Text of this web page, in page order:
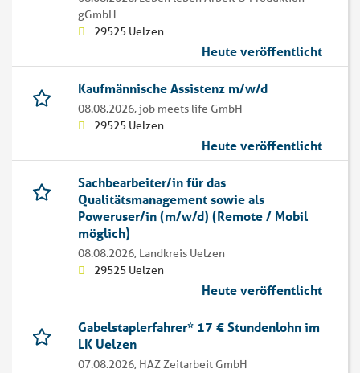
gGmbH
29525 Uelzen
Heute veröffentlicht
Kaufmännische Assistenz m/w/d
08.08.2026,job meets life GmbH
29525 Uelzen
Heute veröffentlicht
Sachbearbeiter/in für das
Qualitätsmanagement sowie als
Poweruser/in (m/w/d) (Remote / Mobil
möglich)
08.08.2026, Landkreis Uelzen
29525 Uelzen
Heute veröffentlicht
Gabelstaplerfahrer* 17 € Stundenlohn im
LK Uelzen
07.08.2026, HAZ Zeitarbeit GmbH